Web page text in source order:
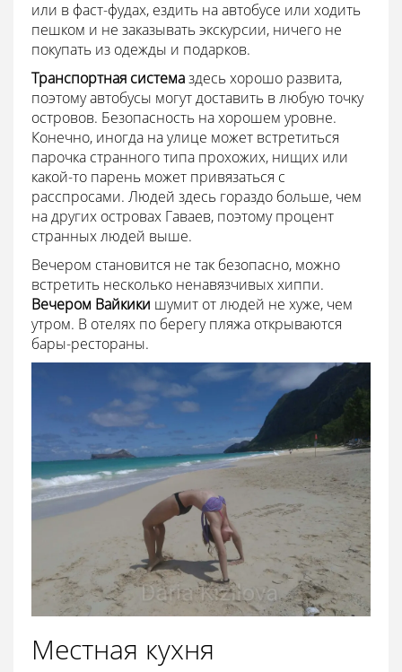
или в фаст-фудах, ездить на автобусе или ходить
пешком и не заказывать экскурсии, ничего не
покупать из одежды и подарков.
Транспортная системаздесь хорошо развита,
поэтому автобусы могут доставить в любую точку
островов. Безопасность на хорошем уровне.
Конечно, иногда на улице может встретиться
парочка странного типа прохожих, нищих или
какой-то парень может привязаться с
расспросами. Людей здесь гораздо больше, чем
на других островах Гаваев, поэтому процент
странных людей выше.
Вечером становится не так безопасно, можно
встретить несколько ненавязчивых хиппи.
Вечером Вайкики шумит от людей не хуже, чем
утром. В отелях по берегу пляжа открываются
бары-рестораны.
Местная кухня